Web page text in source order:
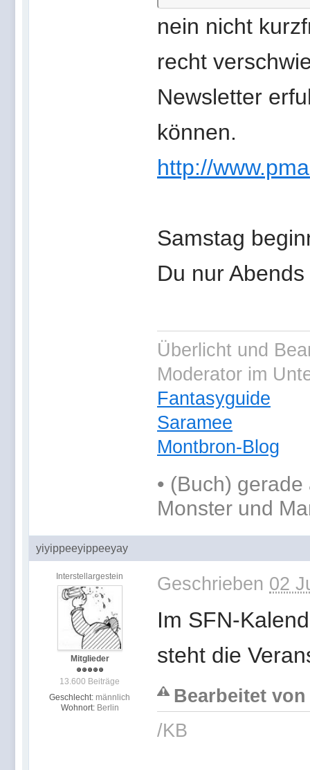
nein nicht
recht
Newsletter
können.
http://
Samstag
Du nur
Überlicht und
Moderator im
Fantasyguide
Saramee
Montbron-Blog
• (Buch) gerade
Monster und
yiyippeeyippeeyay
Interstellargestein
Mitglieder
13.600 Beiträge
Geschlecht: männlich
Wohnort: Berlin
Geschrieben 02
Im SFN-
steht die
Bearbeitet von
/KB